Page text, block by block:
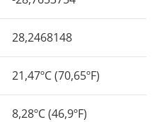
28,2468148
21,47ºC (70,65ºF)
8,28ºC (46,9ºF)